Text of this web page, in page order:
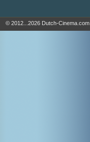
© 2012...2026 Dutch-Cinema.com